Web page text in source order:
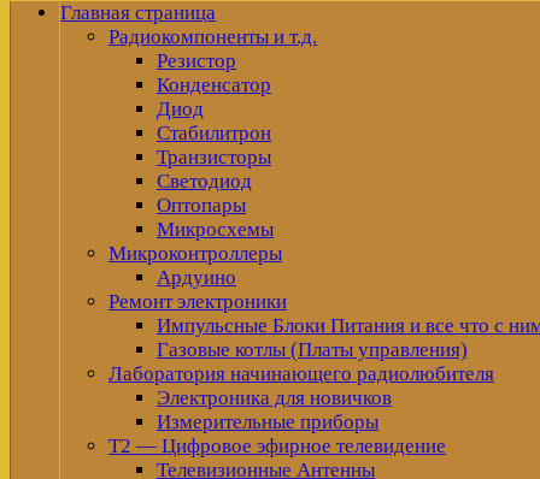
Главная страница
Радиокомпоненты и т.д.
Резистор
Конденсатор
Диод
Стабилитрон
Транзисторы
Светодиод
Оптопары
Микросхемы
Микроконтроллеры
Ардуино
Ремонт электроники
Импульсные Блоки Питания и все что с
Газовые котлы (Платы управления)
Лаборатория начинающего радиолюбителя
Электроника для новичков
Измерительные приборы
Т2 — Цифровое эфирное телевидение
Телевизионные Антенны